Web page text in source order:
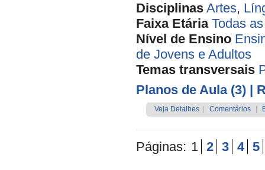
Disciplinas Artes,
Faixa Etária Todas
Nível de Ensino
de Jovens e Adultos
Temas transversais
Planos de Aula (3) |
Veja Detalhes Comentários
Páginas: 1 2 3 4 5